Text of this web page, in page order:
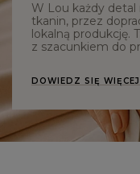
W Lou każdy detal
tkanin, przez
lokalną produkcję.
z szacunkiem do
DOWIEDZ SIĘ